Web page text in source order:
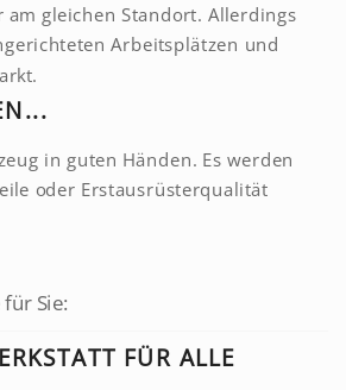
gleichen Standort. Allerdings
Arbeitsplätzen und
in guten Händen. Es werden
oder Erstausrüsterqualität
Sie:
FÜR ALLE